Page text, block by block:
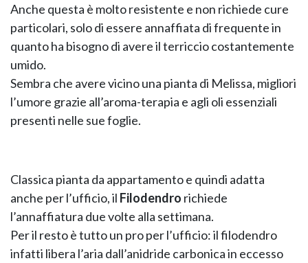
Anche questa è molto resistente e non richiede cure
particolari, solo di essere annaffiata di frequente in
quanto ha bisogno di avere il terriccio costantemente
umido.
Sembra che avere vicino una pianta di Melissa, migliori
l’umore grazie all’aroma-terapia e agli oli essenziali
presenti nelle sue foglie.
Classica pianta da appartamento e quindi adatta
anche per l’ufficio, il Filodendro richiede
l’annaffiatura due volte alla settimana.
Per il resto è tutto un pro per l’ufficio: il filodendro
infatti libera l’aria dall’anidride carbonica in eccesso